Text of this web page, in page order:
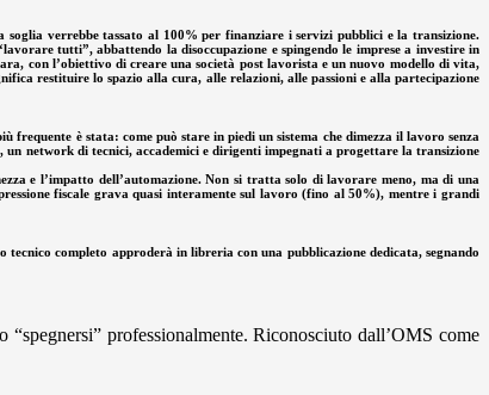
verrebbe tassato al 100% per finanziare i servizi pubblici e la transizione.
tutti”, abbattendo la disoccupazione e spingendo le imprese a investire in
con l’obiettivo di creare una società post lavorista e un nuovo modello di vita,
restituire lo spazio alla cura, alle relazioni, alle passioni e alla partecipazione
è stata: come può stare in piedi un sistema che dimezza il lavoro senza
network di tecnici, accademici e dirigenti impegnati a progettare la transizione
e l’impatto dell’automazione. Non si tratta solo di lavorare meno, ma di una
fiscale grava quasi interamente sul lavoro (fino al 50%), mentre i grandi
completo approderà in libreria con una pubblicazione dedicata, segnando
professionalmente. Riconosciuto dall’OMS come